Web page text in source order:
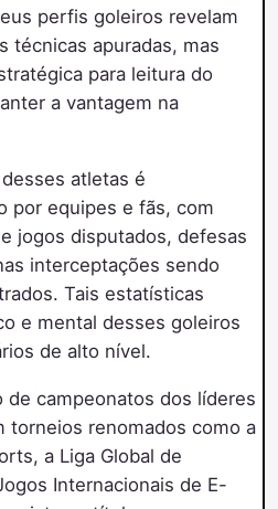
perfis goleiros revelam
técnicas apuradas, mas
para leitura do
a vantagem na
atletas é
por equipes e fãs, com
jogos disputados, defesas
interceptações sendo
Tais estatísticas
e mental desses goleiros
de alto nível.
de campeonatos dos líderes
torneios renomados como a
a Liga Global de
Internacionais de E-